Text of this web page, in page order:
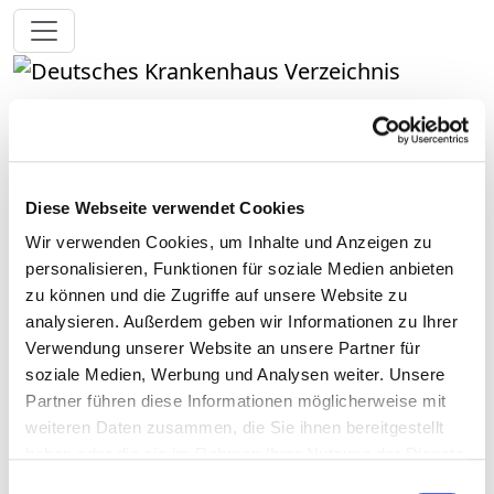
Diese Webseite verwendet Cookies
Wir verwenden Cookies, um Inhalte und Anzeigen zu
personalisieren, Funktionen für soziale Medien anbieten
zu können und die Zugriffe auf unsere Website zu
analysieren. Außerdem geben wir Informationen zu Ihrer
Verwendung unserer Website an unsere Partner für
soziale Medien, Werbung und Analysen weiter. Unsere
Partner führen diese Informationen möglicherweise mit
weiteren Daten zusammen, die Sie ihnen bereitgestellt
Toggle navigation
Klinikum
Herrsching/Schindlbeck
Passend dazu:
Medizinisch-pflegerische Leistungen
Service & Ausstattung
Medizinisches Leistungsangebot